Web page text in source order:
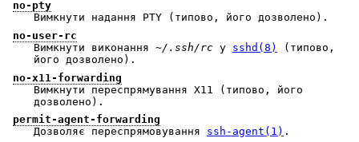
no-pty
Вимкнути надання PTY (типово, його дозволено).
no-user-rc
Вимкнути виконання ~/.ssh/rc у sshd(8)
його дозволено).
no-x11-forwarding
Вимкнути переспрямування X11 (типово, його
дозволено).
permit-agent-forwarding
Дозволяє переспрямовування ssh-agent(1) .